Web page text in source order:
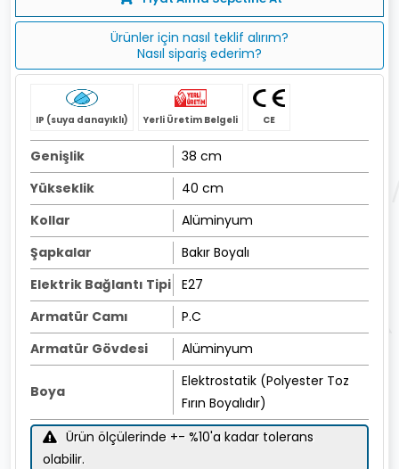
Ürünler için nasıl teklif alırım?
Nasıl sipariş ederim?
IP (suya danayıklı) Yerli Üretim Belgeli CE
Genişlik
38 cm
Yükseklik
40 cm
Kollar
Alüminyum
Şapkalar
Bakır Boyalı
Elektrik Bağlantı Tipi
E27
Armatür Camı
P.C
Armatür Gövdesi
Alüminyum
Boya
Elektrostatik (Polyester Toz
Fırın Boyalıdır)
Ürün ölçülerinde +- %10'a kadar tolerans
olabilir.